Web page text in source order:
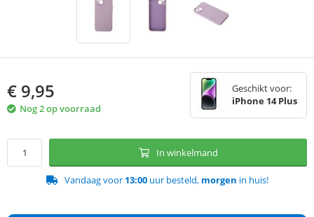
€ 9,95
Nog 2 op voorraad
Geschikt voor:
iPhone 14 Plus
In winkelmand
Vandaag voor 13:00uur besteld, morgen in huis!